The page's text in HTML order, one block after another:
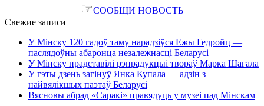
☞СООБЩИ НОВОСТЬ
Свежие записи
У Мінску 120 гадоў таму нарадзіўся Ежы Гедройц —
паслядоўны абаронца незалежнасці Беларусі
У Мінску прадставілі рэпрадукцыі твораў Марка Шагала
У гэты дзень загінуў Янка Купала — адзін з
найвялікшых паэтаў Беларусі
Вясновы абрад «Саракі» правядуць у музеі пад Мінскам